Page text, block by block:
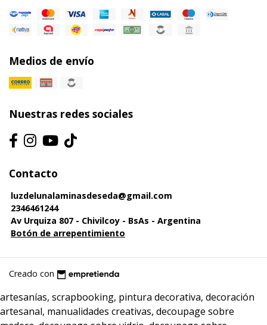
Medios de envío
Nuestras redes sociales
Contacto
luzdelunalaminasdeseda@gmail.com
2346461244
Av Urquiza 807 - Chivilcoy - BsAs - Argentina
Botón de arrepentimiento
Creado con
artesanías, scrapbooking, pintura decorativa, decoración
artesanal, manualidades creativas, decoupage sobre